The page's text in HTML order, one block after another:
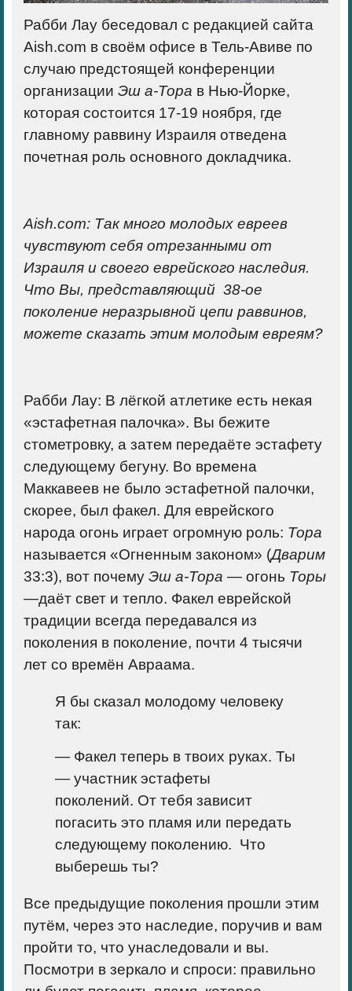
Рабби Лау беседовал с редакцией сайта
Aish.com в своём офисе в Тель-Авиве по
случаю предстоящей конференции
организации Эш а-Тора в Нью-Йорке,
которая состоится 17-19 ноября, где
главному раввину Израиля отведена
почетная роль основного докладчика.
Aish.com: Так много молодых евреев
чувствуют себя отрезанными от
Израиля и своего еврейского наследия.
Что Вы, представляющий 38-ое
поколение неразрывной цепи раввинов,
можете сказать этим молодым евреям?
Рабби Лау: В лёгкой атлетике есть некая
«эстафетная палочка». Вы бежите
стометровку, а затем передаёте эстафету
следующему бегуну. Во времена
Маккавеев не было эстафетной палочки,
скорее, был факел. Для еврейского
народа огонь играет огромную роль: Тора
называется «Огненным законом» (Дварим
33:3), вот почему Эш а-Тора — огонь Торы
—даёт свет и тепло. Факел еврейской
традиции всегда передавался из
поколения в поколение, почти 4 тысячи
лет со времён Авраама.
Я бы сказал молодому человеку
так:
— Факел теперь в твоих руках. Ты
— участник эстафеты
поколений. От тебя зависит
погасить это пламя или передать
следующему поколению. Что
выберешь ты?
Все предыдущие поколения прошли этим
путём, через это наследие, поручив и вам
пройти то, что унаследовали и вы.
Посмотри в зеркало и спроси: правильно